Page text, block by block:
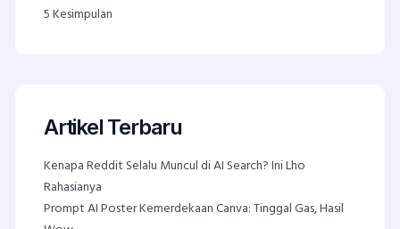
5Kesimpulan
Artikel Terbaru
Kenapa Reddit Selalu Muncul di AI Search? Ini Lho
Rahasianya
Prompt AI Poster Kemerdekaan Canva: Tinggal Gas, Hasil